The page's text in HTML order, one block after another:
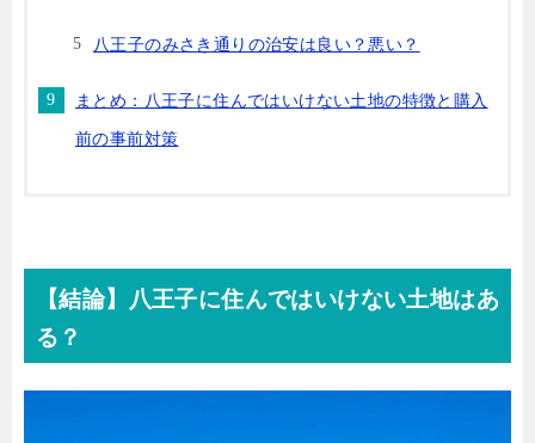
八王子のみさき通りの治安は良い？悪い？
まとめ：八王子に住んではいけない土地の特徴と購入
前の事前対策
【結論】八王子に住んではいけない土地はあ
る？